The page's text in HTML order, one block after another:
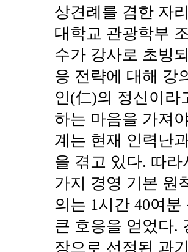
상견례를 겸한 자
대학교 관광학부
수가 강사로 초빙
응 전략에 대해 강
인(仁)의 정신이라
하는 마음을 가져
계는 현재 인력난
을 겪고 있다. 따라
가지 경영 기본 원
의는 1시간 40여
큰 호응을 얻었다.
장으로 선정된 과